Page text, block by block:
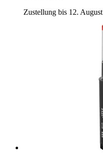
Zustellung bis 12. August